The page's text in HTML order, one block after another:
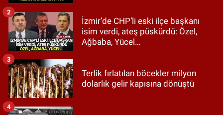
İzmir’de CHP’li eski ilçe başkanı
isim verdi, ateş püskürdü: Özel,
Ağbaba, Yücel…
2
Terlik fırlatılan böcekler milyon
dolarlık gelir kapısına dönüştü
3
4